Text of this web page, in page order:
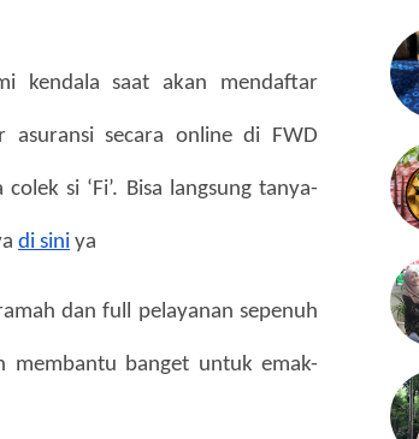
kendala saat akan mendaftar
asuransi secara online di FWD
si ‘Fi’. Bisa langsung tanya-
di sini ya
dan full pelayanan sepenuh
membantu banget untuk emak-